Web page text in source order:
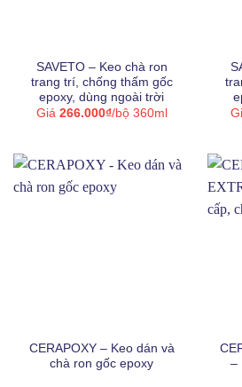
Nano(3)
Nhựa copolyme (2)
(8)
Nước(8)
Siloxane(3)
SAVETO – Keo chà ron
trang trí, chống thấm gốc
epoxy, dùng ngoài trời
Giá 266.000₫/bộ 360ml
CERAPOXY – Keo dán và
chà ron gốc epoxy
–